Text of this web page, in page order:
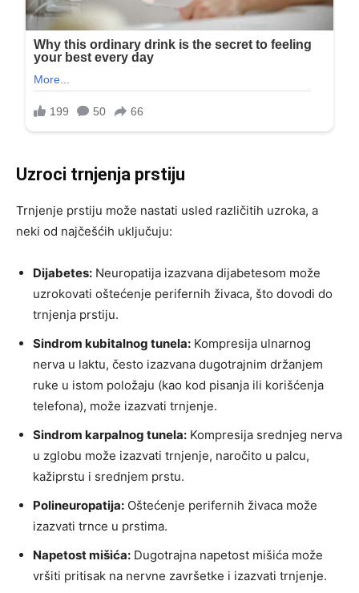
Uzroci trnjenja prstiju
Trnjenje prstiju može nastati usled različitih uzroka, a
neki od najčešćih uključuju:
Dijabetes: Neuropatija izazvana dijabetesom može
uzrokovati oštećenje perifernih živaca, što dovodi do
trnjenja prstiju.
Sindrom kubitalnog tunela: Kompresija ulnarnog
nerva u laktu, često izazvana dugotrajnim držanjem
ruke u istom položaju (kao kod pisanja ili korišćenja
telefona), može izazvati trnjenje.
Sindrom karpalnog tunela: Kompresija srednjeg nerva
u zglobu može izazvati trnjenje, naročito u palcu,
kažiprstu i srednjem prstu.
Polineuropatija: Oštećenje perifernih živaca može
izazvati trnce u prstima.
Napetost mišića: Dugotrajna napetost mišića može
vršiti pritisak na nervne završetke i izazvati trnjenje.